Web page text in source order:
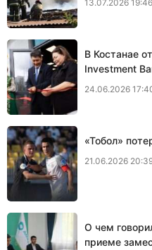
13.07.2026 19:46
В Костанае
Investment
24.06.2026
«Тобол»
21.06.2026
О чем
приеме